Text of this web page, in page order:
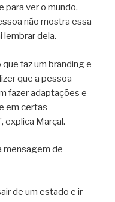
para ver o mundo,
não mostra essa
lembrar dela.
faz um branding e
que a pessoa
fazer adaptações e
em certas
explica Marçal.
mensagem de
de um estado e ir